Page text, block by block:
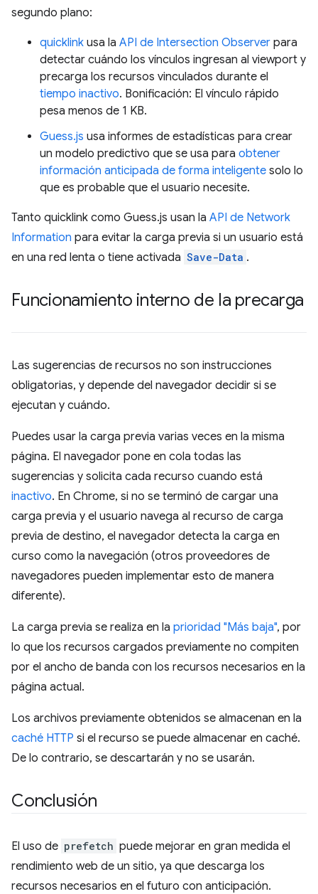
segundo plano:
quicklink usa la API de Intersection Observer para
detectar cuándo los vínculos ingresan al viewport y
precarga los recursos vinculados durante el
tiempo inactivo. Bonificación: El vínculo rápido
pesa menos de 1 KB.
Guess.js usa informes de estadísticas para crear
un modelo predictivo que se usa para obtener
información anticipada de forma inteligente solo lo
que es probable que el usuario necesite.
Tanto quicklink como Guess.js usan la API de Network
Information para evitar la carga previa si un usuario está
en una red lenta o tiene activada Save-Data .
Funcionamiento interno de la precarga
Las sugerencias de recursos no son instrucciones
obligatorias, y depende del navegador decidir si se
ejecutan y cuándo.
Puedes usar la carga previa varias veces en la misma
página. El navegador pone en cola todas las
sugerencias y solicita cada recurso cuando está
inactivo. En Chrome, si no se terminó de cargar una
carga previa y el usuario navega al recurso de carga
previa de destino, el navegador detecta la carga en
curso como la navegación (otros proveedores de
navegadores pueden implementar esto de manera
diferente).
La carga previa se realiza en la prioridad "Más baja", por
lo que los recursos cargados previamente no compiten
por el ancho de banda con los recursos necesarios en la
página actual.
Los archivos previamente obtenidos se almacenan en la
caché HTTP si el recurso se puede almacenar en caché.
De lo contrario, se descartarán y no se usarán.
Conclusión
El uso de prefetch puede mejorar en gran medida el
rendimiento web de un sitio, ya que descarga los
recursos necesarios en el futuro con anticipación.